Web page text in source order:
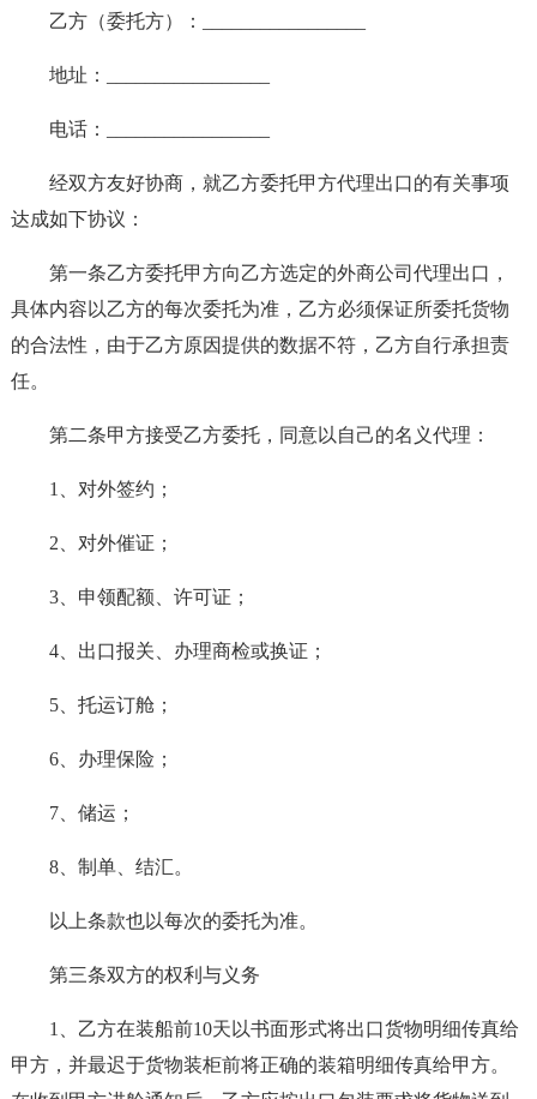
乙方（委托方）：_________________
地址：_________________
电话：_________________
经双方友好协商，就乙方委托甲方代理出口的有关事项
达成如下协议：
第一条乙方委托甲方向乙方选定的外商公司代理出口，
具体内容以乙方的每次委托为准，乙方必须保证所委托货物
的合法性，由于乙方原因提供的数据不符，乙方自行承担责
任。
第二条甲方接受乙方委托，同意以自己的名义代理：
1、对外签约；
2、对外催证；
3、申领配额、许可证；
4、出口报关、办理商检或换证；
5、托运订舱；
6、办理保险；
7、储运；
8、制单、结汇。
以上条款也以每次的委托为准。
第三条双方的权利与义务
1、乙方在装船前10天以书面形式将出口货物明细传真给
甲方，并最迟于货物装柜前将正确的装箱明细传真给甲方。